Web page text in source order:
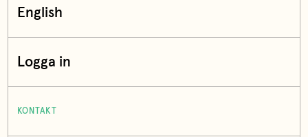
English
Logga in
KONTAKT